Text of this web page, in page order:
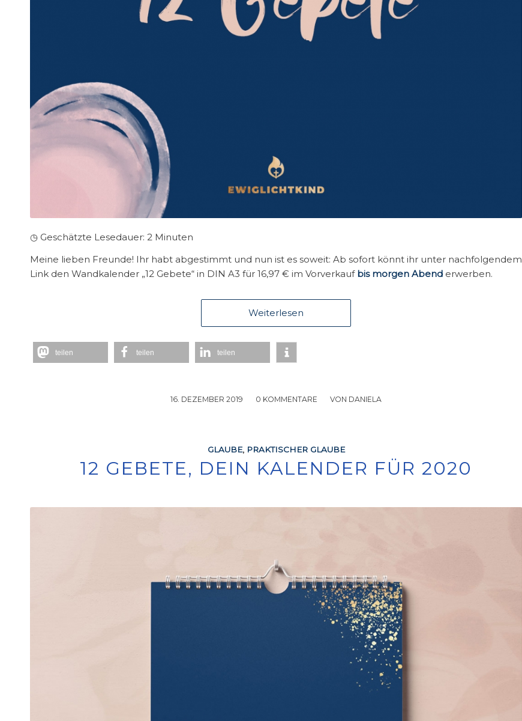
◷ Geschätzte Lesedauer: 2 Minuten
Meine lieben Freunde! Ihr habt abgestimmt und nun ist es soweit: Ab sofort könnt ihr unter nachfolgendem
Link den Wandkalender „12 Gebete“ in DIN A3 für 16,97 € im Vorverkauf bis morgen Abend erwerben.
Weiterlesen
teilen teilen teilen
16. DEZEMBER 2019
/ 0 KOMMENTARE
/ VON DANIELA
GLAUBE, PRAKTISCHER GLAUBE
12 GEBETE, DEIN KALENDER FÜR 2020